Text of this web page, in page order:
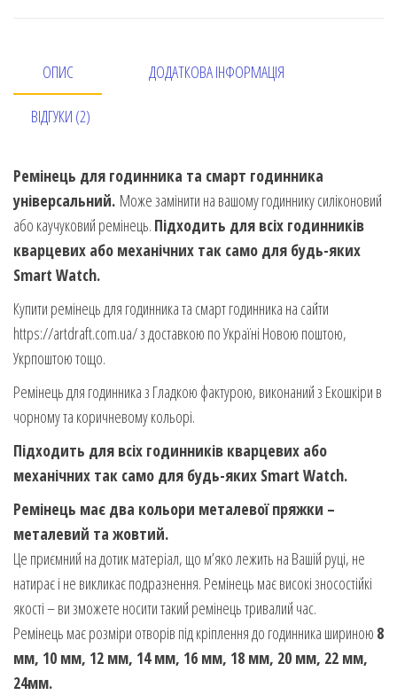
ОПИС ДОДАТКОВА ІНФОРМАЦІЯ
ВІДГУКИ (2)
Ремінець для годинника та смарт годинника
універсальний. Може замінити на вашому годиннику силіконовий
або каучуковий ремінець. Підходить для всіх годинників
кварцевих або механічних так само для будь-яких
Smart Watch.
Купити ремінець для годинника та смарт годинника на сайти
https://artdraft.com.ua/ з доставкою по Україні Новою поштою,
Укрпоштою тощо.
Ремінець для годинника з Гладкою фактурою, виконаний з Екошкіри в
чорному та коричневому кольорі.
Підходить для всіх годинників кварцевих або
механічних так само для будь-яких Smart Watch.
Ремінець має два кольори металевої пряжки –
металевий та жовтий.
Це приємний на дотик матеріал, що м’яко лежить на Вашій руці, не
натирає і не викликає подразнення. Ремінець має високі зносостійкі
якості – ви зможете носити такий ремінець тривалий час.
Ремінець має розміри отворів під кріплення до годинника шириною 8
мм, 10 мм, 12 мм, 14 мм, 16 мм, 18 мм, 20 мм, 22 мм,
24мм.